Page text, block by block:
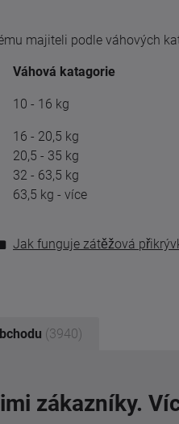
majiteli podle váhových
katagorie
- 16 kg
- 20,5 kg
- 35 kg
- 63,5 kg
kg - více
Jak funguje zátěžová
(3940)
zákazníky.